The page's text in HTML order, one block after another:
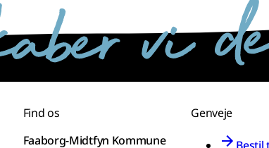
Find os
Faaborg-Midtfyn Kommune
Genveje